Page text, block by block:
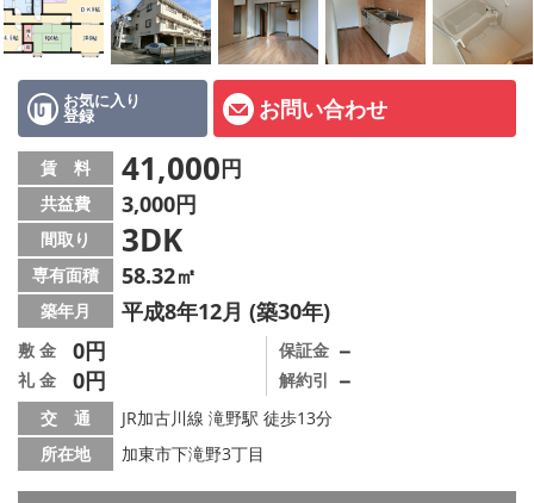
LINE公式アカウント
店舗情報·アクセス
会社概要
メールでお問い合わせ
お気に入り
登録 お問い合わせ
賃 料 41,000円
共益費 3,000円
間取り 3DK
専有面積 58.32㎡
築年月 平成8年12月 (築30年)
敷 金 0円
礼 金 0円
保証金 －
解約引 －
交 通
JR加古川線 滝野駅 徒歩13分
所在地
加東市下滝野3丁目